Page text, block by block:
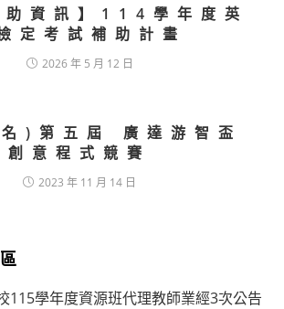
助資訊】114學年度英
定考試補助計畫
2026 年 5 月 12 日
)第五屆 廣達游智盃
創意程式競賽
2023 年 11 月 14 日
115學年度資源班代理教師業經3次公告